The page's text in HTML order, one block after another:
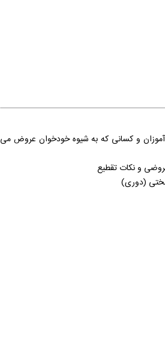
‏آموزان و کسانی که به شیوه خودخوان عروض می‏